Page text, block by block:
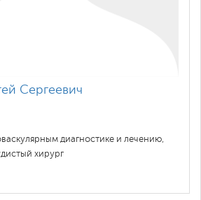
Сергеевич
диагностике и лечению,
хирург